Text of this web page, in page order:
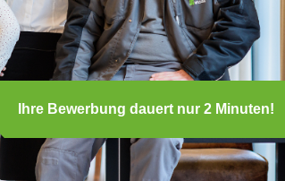
Ihre Bewerbung dauert nur 2 Minuten!